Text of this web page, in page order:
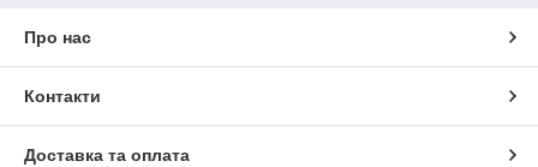
Про нас
Контакти
Доставка та оплата